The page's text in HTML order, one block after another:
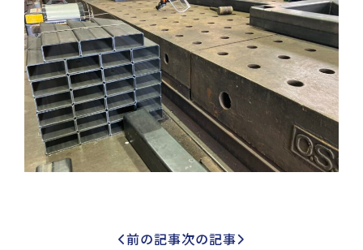
前の記事次の記事